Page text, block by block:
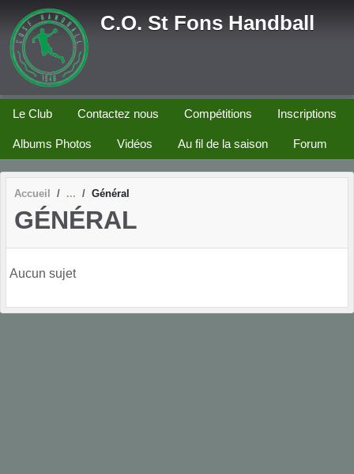
C.O. St Fons Handball
Le Club Contactez nous Compétitions Inscriptions
Albums Photos Vidéos Au fil de la saison Forum
Accueil Général
GÉNÉRAL
Aucun sujet
Panneau de gestion des cookies